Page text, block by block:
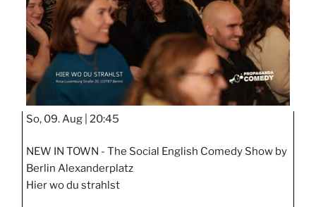
So, 09. Aug | 20:45
NEW IN TOWN - The Social English Comedy Show by
Berlin Alexanderplatz
Hier wo du strahlst